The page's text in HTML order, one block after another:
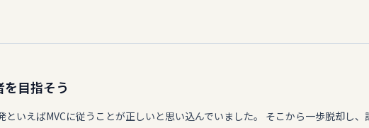
目指そう
いえばMVCに従うことが正しいと思い込んでいました。 そこから一歩脱却し、